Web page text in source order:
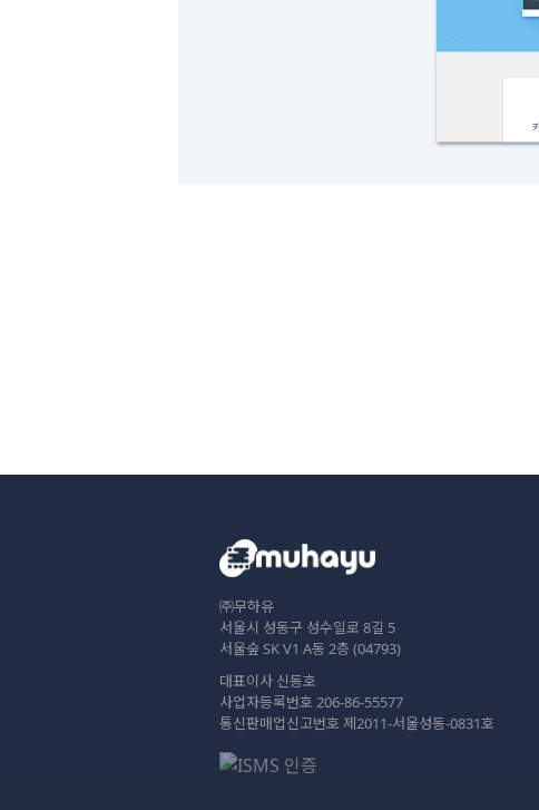
㈜무하유
서울시 성동구 성수일로 8길 5
서울숲 SK V1 A동 2층 (04793)
대표이사 신동호
사업자등록번호 206-86-55577
통신판매업신고번호 제2011-서울성동-0831호